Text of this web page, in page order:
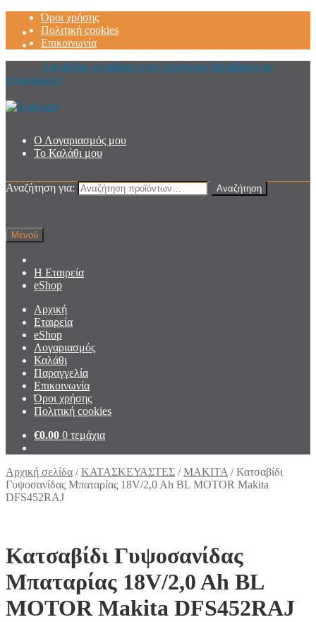
Όροι χρήσης
Πολιτική cookies
Επικοινωνία
Απευθείας μετάβαση στην πλοήγηση Μετάβαση σε
περιεχόμενο
Ο Λογαριασμός μου
Το Καλάθι μου
Αναζήτηση για: Αναζήτηση
Μενού
Η Εταιρεία
eShop
Αρχική
Εταιρεία
eShop
Λογαριασμός
Καλάθι
Παραγγελία
Επικοινωνία
Όροι χρήσης
Πολιτική cookies
€0.00 0 τεμάχια
Αρχική σελίδα /ΚΑΤΑΣΚΕΥΑΣΤΕΣ /MAKITA /Κατσαβίδι
Γυψοσανίδας Μπαταρίας 18V/2,0 Ah BL MOTOR Makita
DFS452RAJ
Κατσαβίδι Γυψοσανίδας
Μπαταρίας 18V/2,0 Ah BL
MOTOR Makita DFS452RAJ